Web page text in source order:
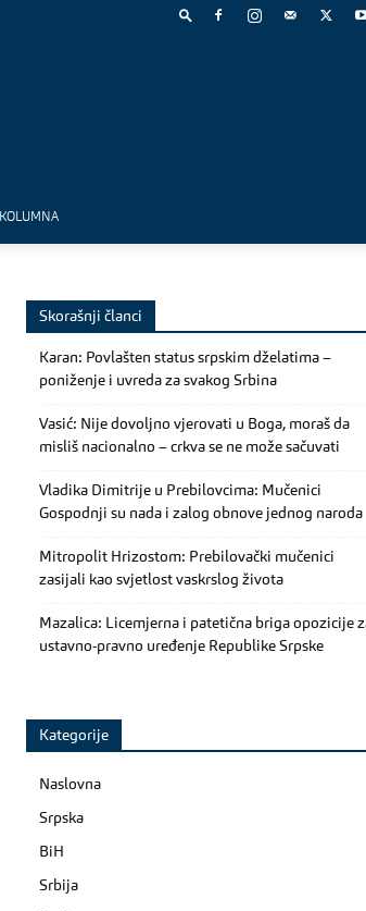
KOLUMNA
Skorašnji članci
Karan: Povlašten status srpskim dželatima –
poniženje i uvreda za svakog Srbina
Vasić: Nije dovoljno vjerovati u Boga, moraš da
misliš nacionalno – crkva se ne može sačuvati
Vladika Dimitrije u Prebilovcima: Mučenici
Gospodnji su nada i zalog obnove jednog naroda
Mitropolit Hrizostom: Prebilovački mučenici
zasijali kao svjetlost vaskrslog života
Mazalica: Licemjerna i patetična briga opozicije
ustavno-pravno uređenje Republike Srpske
Kategorije
Naslovna
Srpska
BiH
Srbija